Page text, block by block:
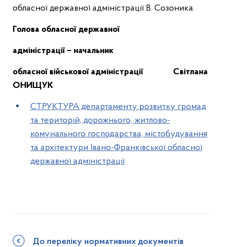
обласної державної адміністрації В. Созоника.
Голова обласної державної
адміністрації – начальник
обласної військової адміністрації
Світлана
ОНИЩУК
СТРУКТУРА департаменту розвитку громад
та територій, дорожнього, житлово-
комунального господарства, містобудування
та архітектури Івано-Франківської обласної
державної адміністрації
До переліку нормативних документів